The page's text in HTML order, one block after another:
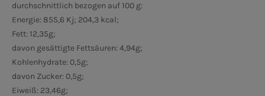
durchschnittlich bezogen auf 100 g:
Energie: 855,6 Kj; 204,3 kcal;
Fett: 12,35g;
davon gesättigte Fettsäuren: 4,94g;
Kohlenhydrate: 0,5g;
davon Zucker: 0,5g;
Eiweiß: 23,46g;